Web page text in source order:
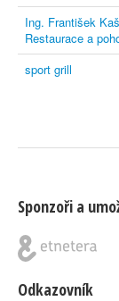
Ing. František
Restaurace a
sport grill
Sponzoři a
Odkazovník